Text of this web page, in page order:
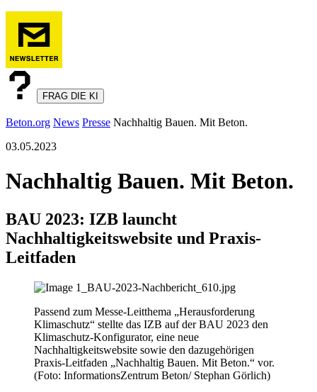
FRAG DIE KI
Beton.org News Presse Nachhaltig Bauen. Mit Beton.
03.05.2023
Nachhaltig Bauen. Mit Beton.
BAU 2023: IZB launcht
Nachhaltigkeitswebsite und Praxis-
Leitfaden
Passend zum Messe-Leitthema „Herausforderung
Klimaschutz“ stellte das IZB auf der BAU 2023 den
Klimaschutz-Konfigurator, eine neue
Nachhaltigkeitswebsite sowie den dazugehörigen
Praxis-Leitfaden „Nachhaltig Bauen. Mit Beton.“ vor.
(Foto: InformationsZentrum Beton/ Stephan Görlich)